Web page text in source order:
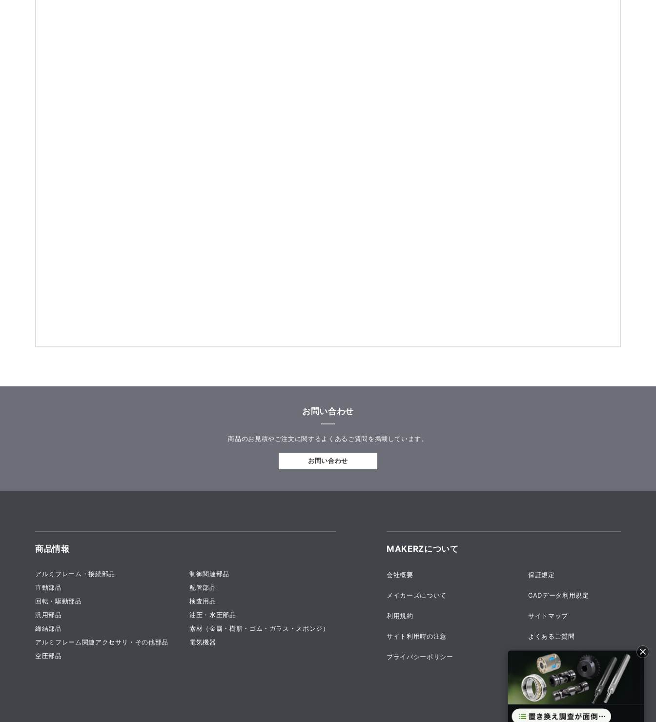
お問い合わせ
商品のお見積やご注文に関するよくあるご質問を掲載しています。
お問い合わせ
商品情報
アルミフレーム・接続部品
直動部品
回転・駆動部品
汎用部品
締結部品
アルミフレーム関連アクセサリ・その他部品
空圧部品
制御関連部品
配管部品
検査用品
油圧・水圧部品
素材（金属・樹脂・ゴム・ガラス・スポンジ）
電気機器
MAKERZについて
会社概要
メイカーズについて
利用規約
サイト利用時の注意
プライバシーポリシー
保証規定
CADデータ利用規定
サイトマップ
よくあるご質問
採用情報